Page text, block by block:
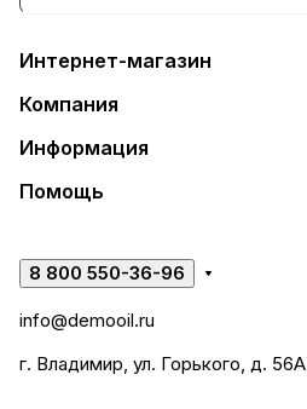
Интернет-магазин
Компания
Информация
Помощь
8 800 550-36-96
info@demooil.ru
г. Владимир, ул. Горького, д. 56А